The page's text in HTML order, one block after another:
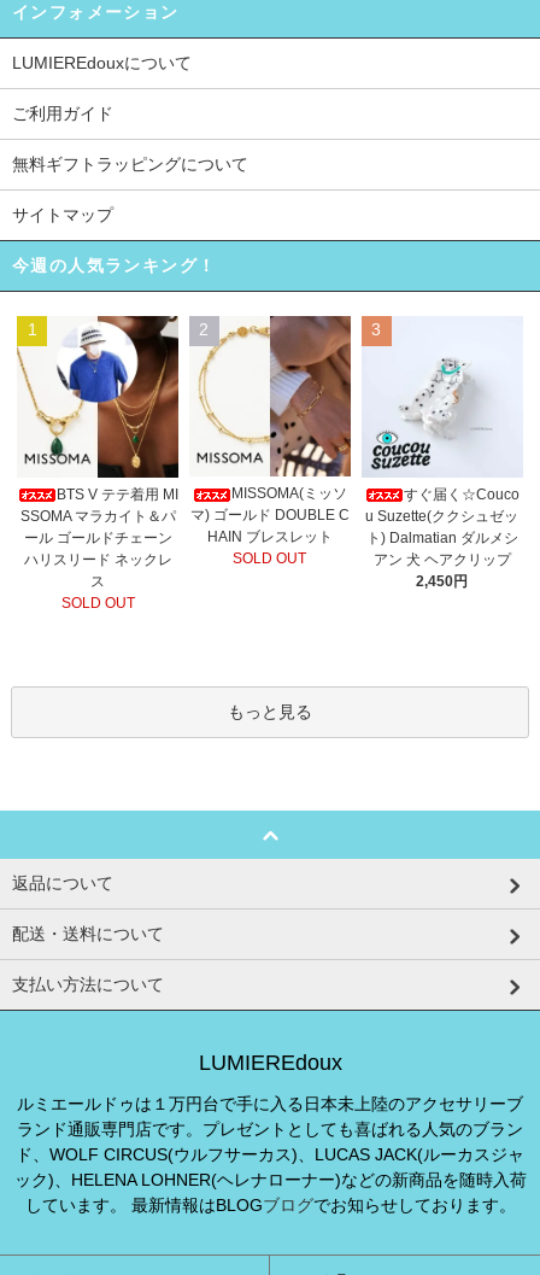
インフォメーション
LUMIEREdouxについて
ご利用ガイド
無料ギフトラッピングについて
サイトマップ
今週の人気ランキング！
1
BTS V テテ着用 MI
SSOMA マラカイト＆パ
ール ゴールドチェーン
ハリスリード ネックレ
ス
SOLD OUT
2
MISSOMA(ミッソ
マ) ゴールド DOUBLE C
HAIN ブレスレット
SOLD OUT
3
すぐ届く☆Couco
u Suzette(ククシュゼッ
ト) Dalmatian ダルメシ
アン 犬 ヘアクリップ
2,450円
もっと見る
返品について
配送・送料について
支払い方法について
LUMIEREdoux
ルミエールドゥは１万円台で手に入る日本未上陸のアクセサリーブ
ランド通販専門店です。プレゼントとしても喜ばれる人気のブラン
ド、WOLF CIRCUS(ウルフサーカス)、LUCAS JACK(ルーカスジャ
ック)、HELENA LOHNER(ヘレナローナー)などの新商品を随時入荷
しています。 最新情報はBLOGブログでお知らせしております。